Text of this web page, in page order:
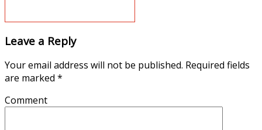
Leave a Reply
Your email address will not be published. Required fields
are marked *
Comment